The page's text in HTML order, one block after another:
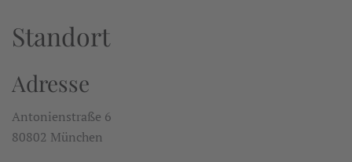
Standort
Adresse
Antonienstraße 6
80802 München